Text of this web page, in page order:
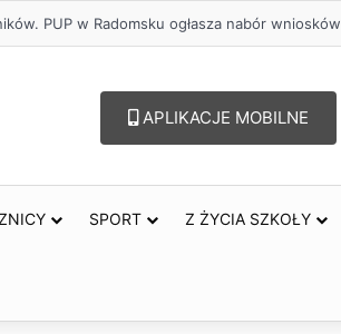
PUP w Radomsku ogłasza nabór wniosków
APLIKACJE MOBILNE
SPORT Z ŻYCIA SZKOŁY